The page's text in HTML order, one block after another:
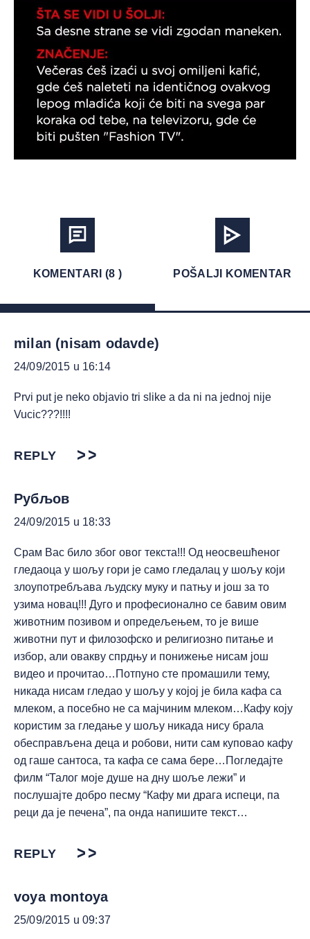
KOMENTARI (8 ) POŠALJI KOMENTAR
milan (nisam odavde)
24/09/2015 u 16:14
Prvi put je neko objavio tri slike a da ni na jednoj nije
Vucic???!!!!
REPLY
Рубљов
24/09/2015 u 18:33
Срам Вас било због овог текста!!! Од неосвешћеног
гледаоца у шољу гори је само гледалац у шољу који
злоупотребљава људску муку и патњу и још за то
узима новац!!! Дуго и професионално се бавим овим
животним позивом и опредељењем, то је више
животни пут и филозофско и религиозно питање и
избор, али овакву спрдњу и понижење нисам још
видео и прочитао…Потпуно сте промашили тему,
никада нисам гледао у шољу у којој је била кафа са
млеком, а посебно не са мајчиним млеком…Кафу коју
користим за гледање у шољу никада нису брала
обесправљена деца и робови, нити сам куповао кафу
од гаше сантоса, та кафа се сама бере…Погледајте
филм “Талог моје душе на дну шоље лежи” и
послушајте добро песму “Кафу ми драга испеци, па
реци да је печена”, па онда напишите текст…
REPLY
voya montoya
25/09/2015 u 09:37